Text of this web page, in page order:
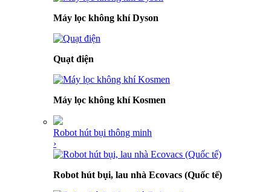
Máy lọc không khí Dyson
Quạt điện
Máy lọc không khí Kosmen
Robot hút bụi thông minh
›
Robot hút bụi, lau nhà Ecovacs (Quốc tế)